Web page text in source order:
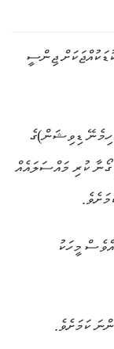
ޖިންސީ
ޑިވިޝަން)ގެ
ކުރި މައްސަލައެއް
މީހަކު
ކަމަށެވެ.